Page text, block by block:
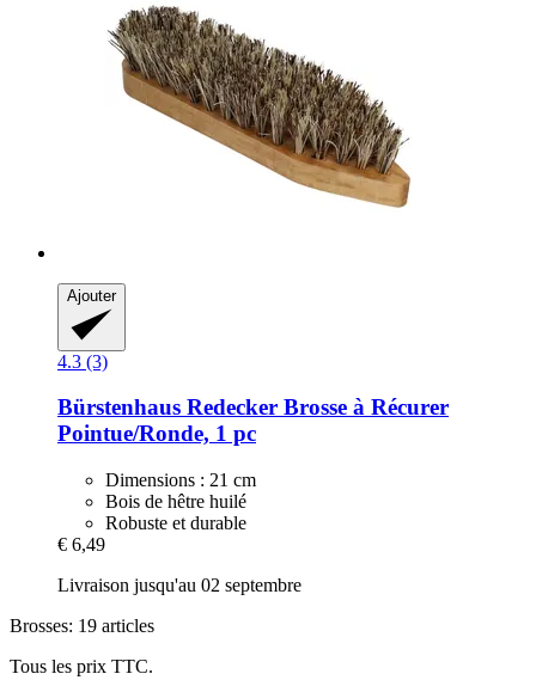
Ajouter
4.3 (3)
Bürstenhaus Redecker Brosse à Récurer
Pointue/Ronde, 1 pc
Dimensions : 21 cm
Bois de hêtre huilé
Robuste et durable
€ 6,49
Livraison jusqu'au 02 septembre
Brosses: 19 articles
Tous les prix TTC.